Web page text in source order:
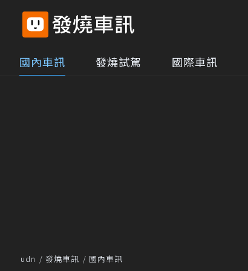
國內車訊 發燒試駕 國際車訊
udn 發燒車訊 國內車訊